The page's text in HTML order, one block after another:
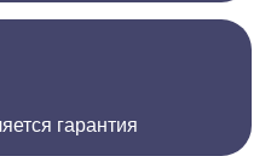
гарантия